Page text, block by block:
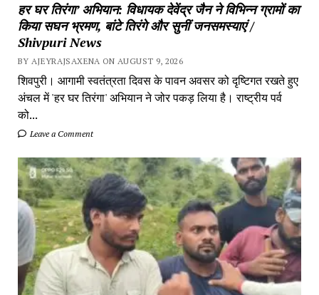
हर घर तिरंगा’ अभियान: विधायक देवेंद्र जैन ने विभिन्न ग्रामों का
किया सघन भ्रमण, बांटे तिरंगे और सुनीं जनसमस्याएं /
Shivpuri News
BY AJEYRAJSAXENA ON AUGUST 9, 2026
शिवपुरी। आगामी स्वतंत्रता दिवस के पावन अवसर को दृष्टिगत रखते हुए
अंचल में 'हर घर तिरंगा' अभियान ने जोर पकड़ लिया है। राष्ट्रीय पर्व
को...
Leave a Comment